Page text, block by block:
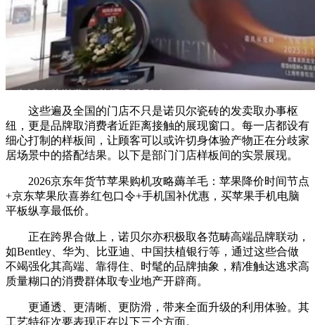
这些遍及全国的门店不只是诺贝尔瓷砖的发卖取办事枢
纽，更是品牌取消费者近距离接触的展现窗口。每一店都设有
细心打制的样板间，让顾客可以或许切身体验产物正在分歧家
居场景中的搭配结果。以下是部门门店样板间的实景展现。
2026京东年货节苹果购机攻略薅羊毛：苹果降价时间节点
+京东苹果欣喜券红包口令+手机国补优惠，买苹果手机电脑
平板纵享最低价。
正在跨界合做上，诺贝尔亦积极取各范畴高端品牌联动，
如Bentley、华为、比亚迪、中国扶植银行等，通过这些合做
不竭强化其高端、靠得住、时髦的品牌抽象，精准触达逃求高
质量糊口的消费群体取专业地产开辟商。
更通透、更清晰、更防滑，带来全面升级的利用体验。其
工艺特征次要表现正在以下三个方面。